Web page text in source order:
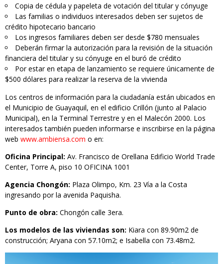
Copia de cédula y papeleta de votación del titular y cónyuge
Las familias o individuos interesados deben ser sujetos de
crédito hipotecario bancario
Los ingresos familiares deben ser desde $780 mensuales
Deberán firmar la autorización para la revisión de la situación
financiera del titular y su cónyuge en el buró de crédito
Por estar en etapa de lanzamiento se requiere únicamente de
$500 dólares para realizar la reserva de la vivienda
Los centros de información para la ciudadanía están ubicados en
el Municipio de Guayaquil, en el edificio Crillón (junto al Palacio
Municipal), en la Terminal Terrestre y en el Malecón 2000. Los
interesados también pueden informarse e inscribirse en la página
web www.ambiensa.com o en:
Oficina Principal: Av. Francisco de Orellana Edificio World Trade
Center, Torre A, piso 10 OFICINA 1001
Agencia Chongón: Plaza Olimpo, Km. 23 Vía a la Costa
ingresando por la avenida Paquisha.
Punto de obra: Chongón calle 3era.
Los modelos de las viviendas son: Kiara con 89.90m2 de
construcción; Aryana con 57.10m2; e Isabella con 73.48m2.